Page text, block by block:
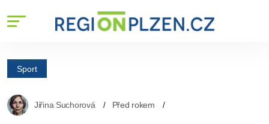
Sport
Jiřina Suchorová Před rokem